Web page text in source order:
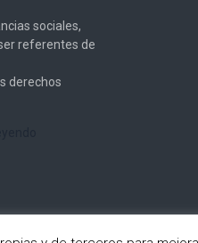
sociales,
referentes de
derechos